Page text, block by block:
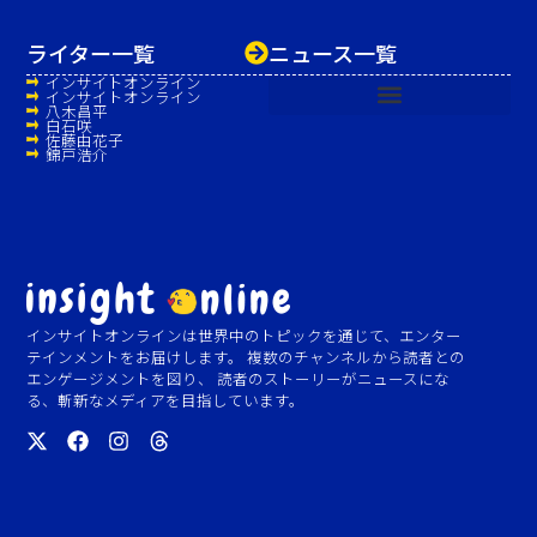
インサイトオンラインは世界中のトピックを通じて、エンター
テインメントをお届けします。 複数のチャンネルから読者との
エンゲージメントを図り、 読者のストーリーがニュースにな
る、斬新なメディアを目指しています。
ニュース一覧
ライター一覧
インサイトオンライン
インサイトオンライン
八木昌平
白石咲
佐藤由花子
錦戸浩介